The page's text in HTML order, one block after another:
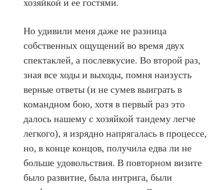
хозяйкой и ее гостями.
Но удивили меня даже не разница
собственных ощущений во время двух
спектаклей, а послевкусие. Во второй раз,
зная все ходы и выходы, помня наизусть
верные ответы (и не сумев выиграть в
командном бою, хотя в первый раз это
далось нашему с хозяйкой тандему легче
легкого), я изрядно напрягалась в процессе,
но, в конце концов, получила едва ли не
больше удовольствия. В повторном визите
было развитие, была интрига, были